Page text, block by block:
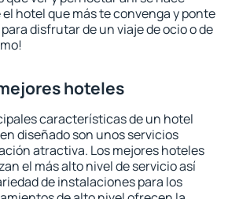
el hotel que más te convenga y ponte
disfrutar de un viaje de ocio o de
hoteles
características de un hotel
diseñado son unos servicios
atractiva. Los mejores hoteles
el más alto nivel de servicio así
de instalaciones para los